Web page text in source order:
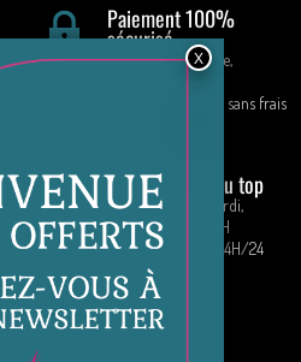
Paiement 100%
sécurisé
CB, Paypal, Chèque,
Paiement en 4 fois sans frais
Service client au top
Par téléphone : Mardi,
Vendredi : 9H - 16H
Par E-mail : 7J/7 24H/24